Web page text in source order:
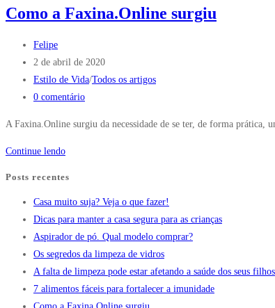
Como a Faxina.Online surgiu
Felipe
2 de abril de 2020
Estilo de Vida/Todos os artigos
0 comentário
A Faxina.Online surgiu da necessidade de se ter, de forma
Continue lendo
Posts recentes
Casa muito suja? Veja o que fazer!
Dicas para manter a casa segura para as crianças
Aspirador de pó. Qual modelo comprar?
Os segredos da limpeza de vidros
A falta de limpeza pode estar afetando a saúde dos seus filhos
7 alimentos fáceis para fortalecer a imunidade